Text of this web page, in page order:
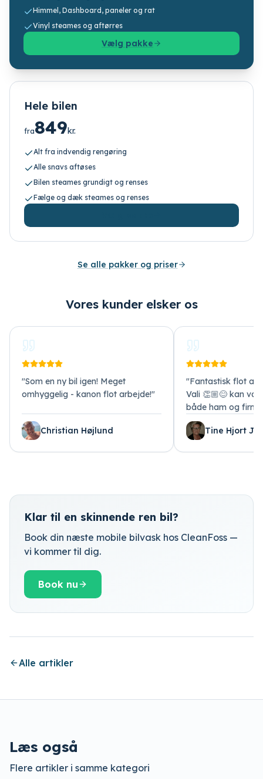
Himmel, Dashboard, paneler og rat
Vinyl steames og aftørres
Vælg pakke
Hele bilen
fra849kr.
Alt fra indvendig rengøring
Alle snavs aftøses
Bilen steames grundigt og renses
Fælge og dæk steames og renses
Se alle pakker og priser
Vores kunder elsker os
"Som en ny bil igen! Meget
omhyggelig - kanon flot arbejde!"
Christian Højlund
"Fantastisk flot
Vali 👏🏼😊 kan
både ham og
Tine Hjort
Klar til en skinnende ren bil?
Book din næste mobile bilvask hos CleanFoss —
vi kommer til dig.
Book nu
Alle artikler
Læs også
Flere artikler i samme kategori